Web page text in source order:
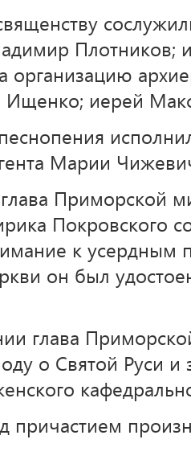
Плотников;
организацию
Ищенко; иерей
Марии
Приморской
Покровского
к усердным
он был
глава
о Святой Руси и
причастием